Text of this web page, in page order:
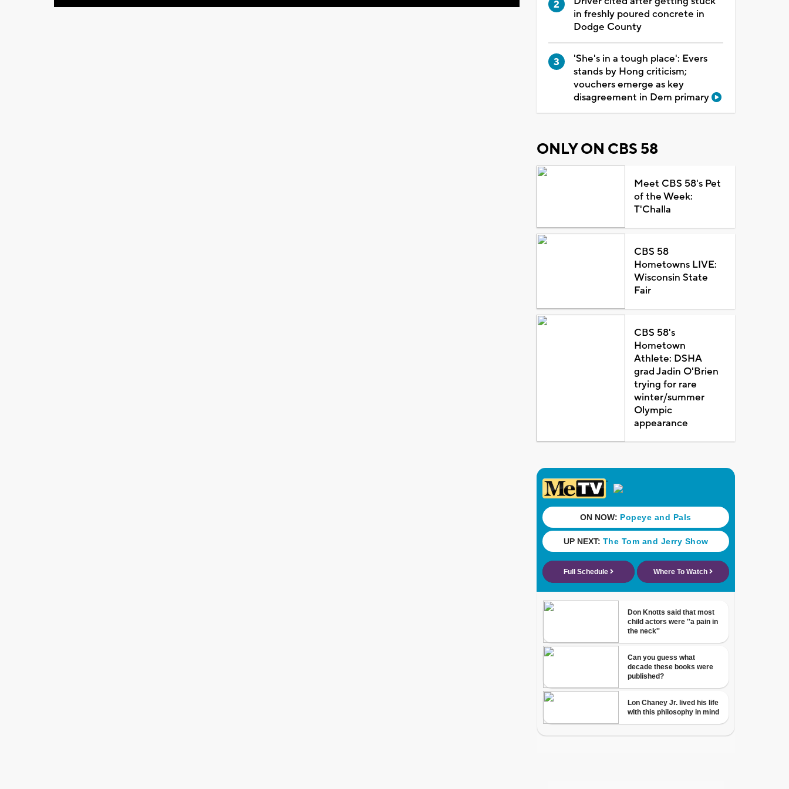
in freshly poured concrete in
Dodge County
'She's in a tough place': Evers
stands by Hong criticism;
vouchers emerge as key
disagreement in Dem primary
ONLY ON CBS 58
Meet CBS 58's Pet
of the Week:
T'Challa
CBS 58
Hometowns LIVE:
Wisconsin State
Fair
CBS 58's
Hometown
Athlete: DSHA
grad Jadin O'Brien
trying for rare
winter/summer
Olympic
appearance